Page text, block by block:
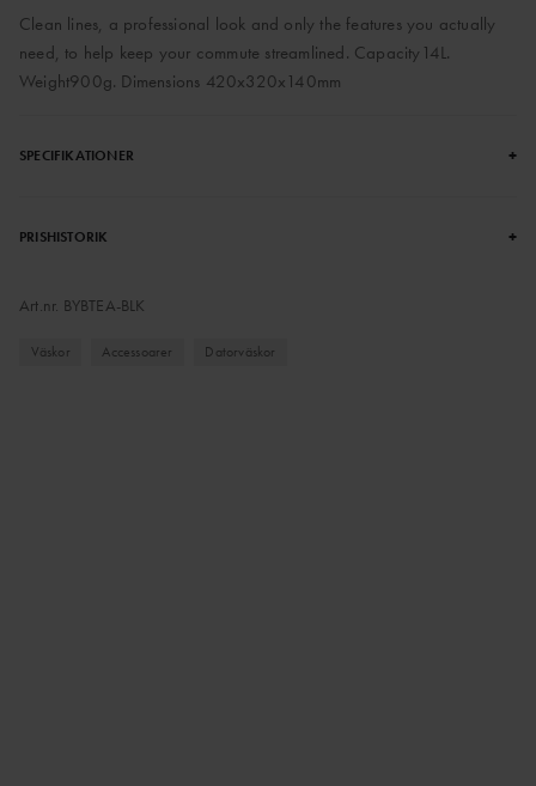
Clean lines, a professional look and only the features you actually
need, to help keep your commute streamlined. Capacity14L.
Weight900g. Dimensions 420x320x140mm
SPECIFIKATIONER +
PRISHISTORIK +
Art.nr. BYBTEA-BLK
Väskor Accessoarer Datorväskor